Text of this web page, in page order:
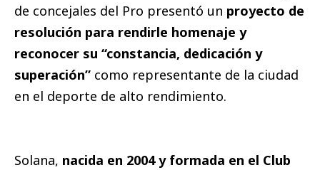
de concejales del Pro presentó un proyecto de
resolución para rendirle homenaje y
reconocer su “constancia, dedicación y
superación” como representante de la ciudad
en el deporte de alto rendimiento.
Solana, nacida en 2004 y formada en el Club